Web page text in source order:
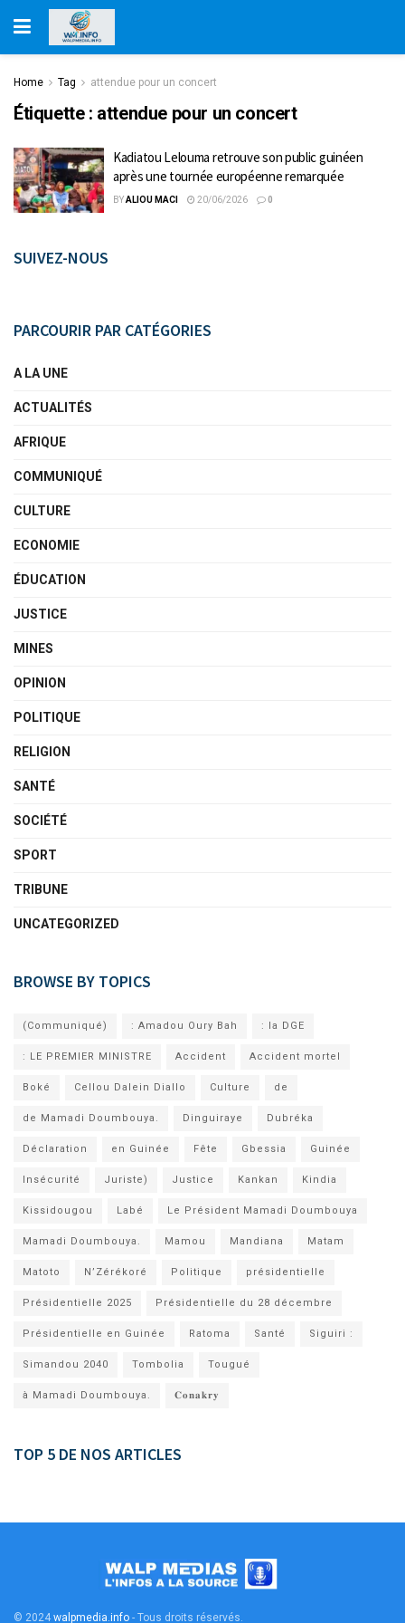
Home Tag attendue pour un concert
Étiquette : attendue pour un concert
Kadiatou Lelouma retrouve son public guinéen
après une tournée européenne remarquée
BYALIOU MACI 20/06/2026 0
SUIVEZ-NOUS
PARCOURIR PAR CATÉGORIES
A LA UNE
ACTUALITÉS
AFRIQUE
COMMUNIQUÉ
CULTURE
ECONOMIE
ÉDUCATION
JUSTICE
MINES
OPINION
POLITIQUE
RELIGION
SANTÉ
SOCIÉTÉ
SPORT
TRIBUNE
UNCATEGORIZED
BROWSE BY TOPICS
(Communiqué) : Amadou Oury Bah : la DGE
: LE PREMIER MINISTRE Accident Accident mortel
Boké Cellou Dalein Diallo Culture de
de Mamadi Doumbouya. Dinguiraye Dubréka
Déclaration en Guinée Fête Gbessia Guinée
Insécurité Juriste) Justice Kankan Kindia
Kissidougou Labé Le Président Mamadi Doumbouya
Mamadi Doumbouya. Mamou Mandiana Matam
Matoto N’Zérékoré Politique présidentielle
Présidentielle 2025 Présidentielle du 28 décembre
Présidentielle en Guinée Ratoma Santé Siguiri :
Simandou 2040 Tombolia Tougué
à Mamadi Doumbouya. 𝐂𝐨𝐧𝐚𝐤𝐫𝐲
TOP 5 DE NOS ARTICLES
© 2024 walpmedia.info - Tous droits réservés.